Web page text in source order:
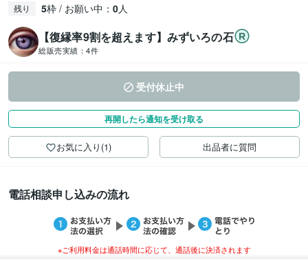
残り 5枠 / お願い中： 0人
【復縁率9割を超えます】みずいろの石
総販売実績： 4件
受付休止中
再開したら通知を受け取る
お気に入り(1) 出品者に質問
電話相談申し込みの流れ
※ご利用料金は通話時間に応じて、通話後に決済されます